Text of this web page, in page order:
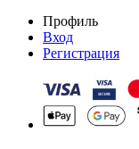
Профиль
Вход
Регистрация